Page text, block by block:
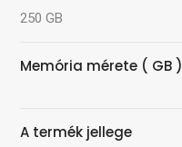
250 GB
Memória mérete ( GB )
A termék jellege